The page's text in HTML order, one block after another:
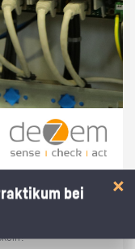
be­schäf­tigt und
bei